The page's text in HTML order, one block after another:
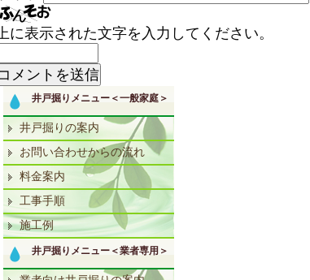
に表示された文字を入力してください。
井戸掘りメニュー＜一般家庭＞
井戸掘りの案内
お問い合わせからの流れ
料金案内
工事手順
施工例
井戸掘りメニュー＜業者専用＞